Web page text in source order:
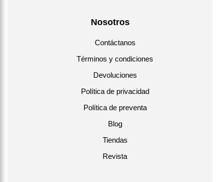
Nosotros
Contáctanos
Términos y condiciones
Devoluciones
Política de privacidad
Política de preventa
Blog
Tiendas
Revista